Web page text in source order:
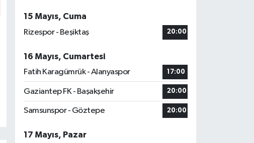
15 Mayıs, Cuma
Rizespor - Beşiktaş
20:00
16 Mayıs, Cumartesi
Fatih Karagümrük - Alanyaspor
17:00
Gaziantep FK - Başakşehir 20:00
Samsunspor - Göztepe 20:00
17 Mayıs, Pazar